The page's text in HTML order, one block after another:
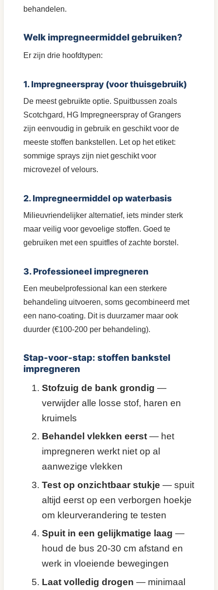
behandelen.
Welk impregneermiddel gebruiken?
Er zijn drie hoofdtypen:
1. Impregneerspray (voor thuisgebruik)
De meest gebruikte optie. Spuitbussen zoals
Scotchgard, HG Impregneerspray of Grangers
zijn eenvoudig in gebruik en geschikt voor de
meeste stoffen bankstellen. Let op het etiket:
sommige sprays zijn niet geschikt voor
microvezel of velours.
2. Impregneermiddel op waterbasis
Milieuvriendelijker alternatief, iets minder sterk
maar veilig voor gevoelige stoffen. Goed te
gebruiken met een spuitfles of zachte borstel.
3. Professioneel impregneren
Een meubelprofessional kan een sterkere
behandeling uitvoeren, soms gecombineerd met
een nano-coating. Dit is duurzamer maar ook
duurder (€100-200 per behandeling).
Stap-voor-stap: stoffen bankstel
impregneren
Stofzuig de bank grondig —
verwijder alle losse stof, haren en
kruimels
Behandel vlekken eerst — het
impregneren werkt niet op al
aanwezige vlekken
Test op onzichtbaar stukje — spuit
altijd eerst op een verborgen hoekje
om kleurverandering te testen
Spuit in een gelijkmatige laag —
houd de bus 20-30 cm afstand en
werk in vloeiende bewegingen
Laat volledig drogen — minimaal